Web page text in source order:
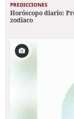
PREDICCIONES
Horóscopo diario:
zodiaco